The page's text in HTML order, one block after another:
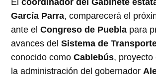
García Parra, comparecerá el
ante elCongreso de Puebla para
avances delSistema de
conocido comoCablebús, proyecto
la administración del gobernador